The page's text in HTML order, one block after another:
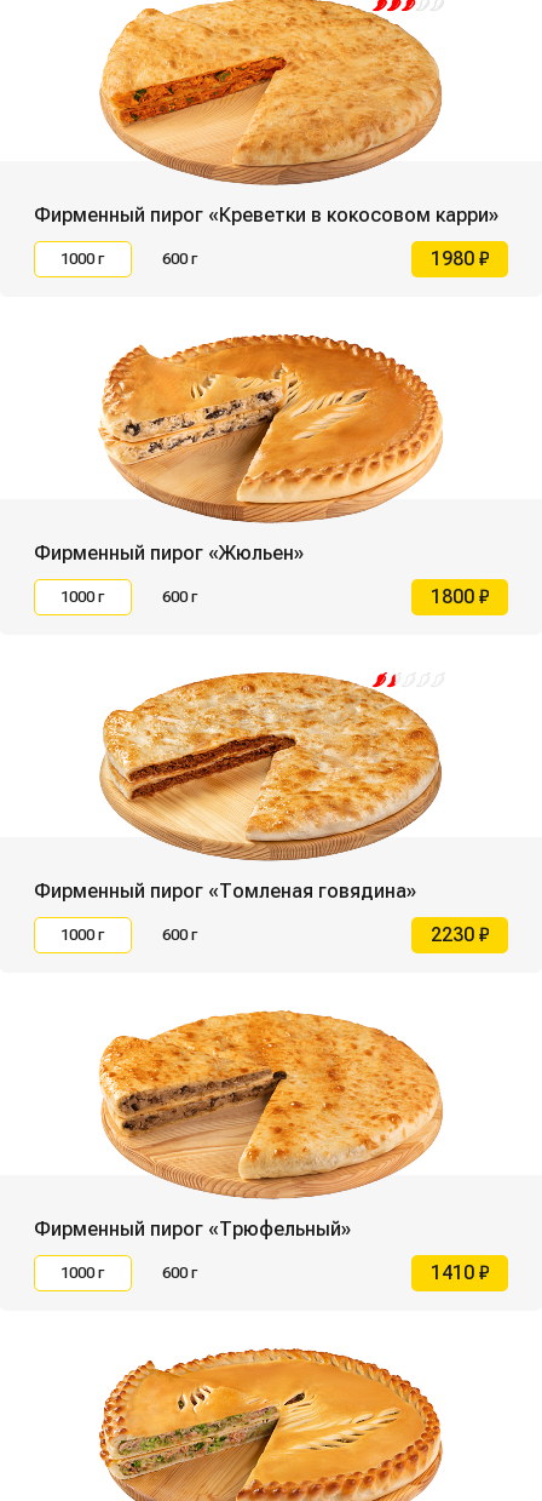
Фирменный пирог «Креветки в кокосовом карри»
1000 г 600 г 1980 ₽
Фирменный пирог «Жюльен»
1000 г 600 г 1800 ₽
Фирменный пирог «Томленая говядина»
1000 г 600 г 2230 ₽
Фирменный пирог «Трюфельный»
1000 г 600 г 1410 ₽